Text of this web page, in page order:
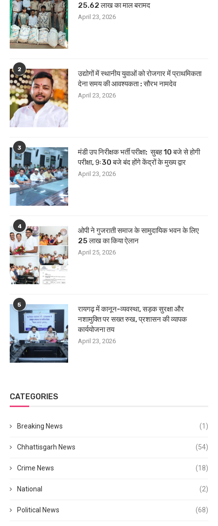
25.62 लाख का माल बरामद
April 23, 2026
2
उद्योगों में स्थानीय युवाओं को रोजगार में प्राथमिकता
देना समय की आवश्यकता : सौरभ नामदेव
April 23, 2026
3
मंडी उप निरीक्षक भर्ती परीक्षा: सुबह 10 बजे से होगी
परीक्षा, 9ः30 बजे बंद होंगे केंद्रों के मुख्य द्वार
April 23, 2026
4
ओपी ने गुजराती समाज के सामुदायिक भवन के लिए
25 लाख का किया ऐलान
April 25, 2026
5
रायगढ़ में कानून-व्यवस्था, सड़क सुरक्षा और
नशामुक्ति पर सख्त रुख, प्रशासन की व्यापक
कार्ययोजना तय
April 23, 2026
CATEGORIES
Breaking News (1)
Chhattisgarh News (54)
Crime News (18)
National (2)
Political News (68)